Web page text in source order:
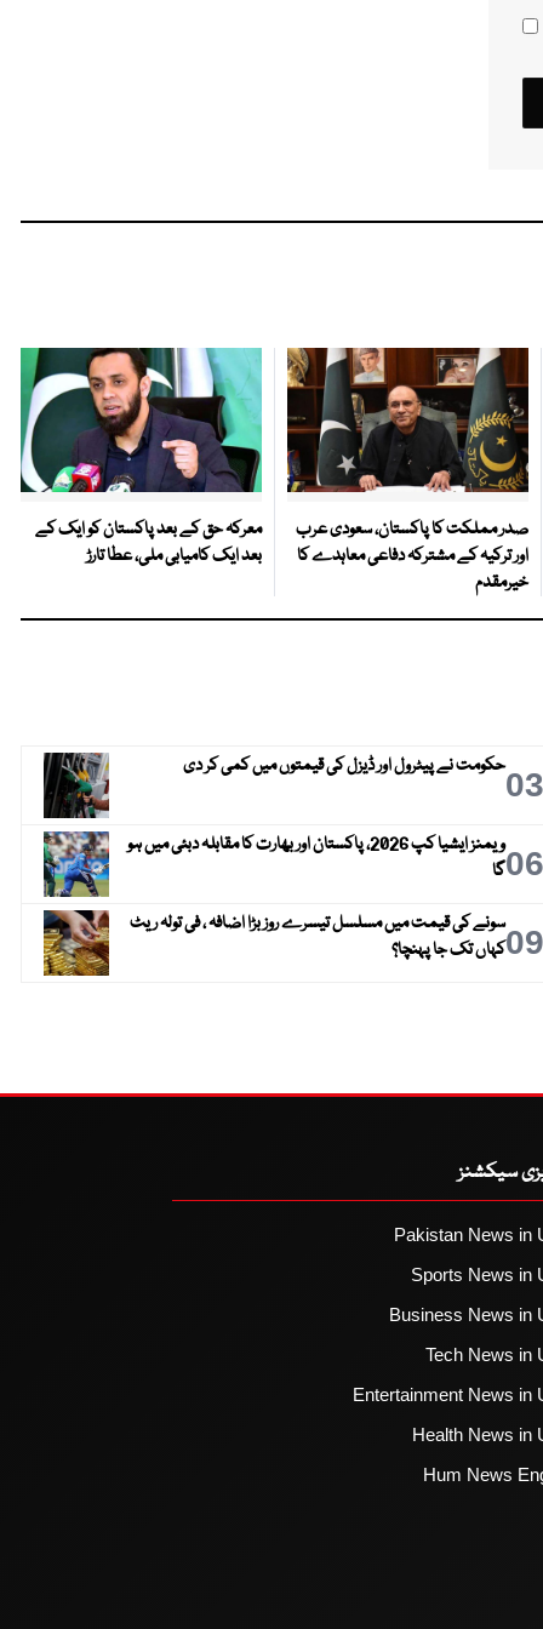
صدر مملکت کا پاکستان، سعودی عرب
اور ترکیہ کے مشترکہ دفاعی معاہدے کا
خیرمقدم
معرکہ حق کے بعد پاکستان کو ایک کے
بعد ایک کامیابی ملی، عطا تارڑ
03حکومت نے پیٹرول اور ڈیزل کی قیمتوں میں کمی کر دی
06
ویمنز ایشیا کپ 2026، پاکستان اور بھارت کا مقابلہ دبئی میں ہو
گا
09سونے کی قیمت میں مسلسل تیسرے روز بڑا اضافہ ، فی تولہ ریٹ
کہاں تک جا پہنچا؟
سیکشنز
Pakistan News in
Sports News in
Business News in
Tech News in
Entertainment News in
Health News in
Hum News